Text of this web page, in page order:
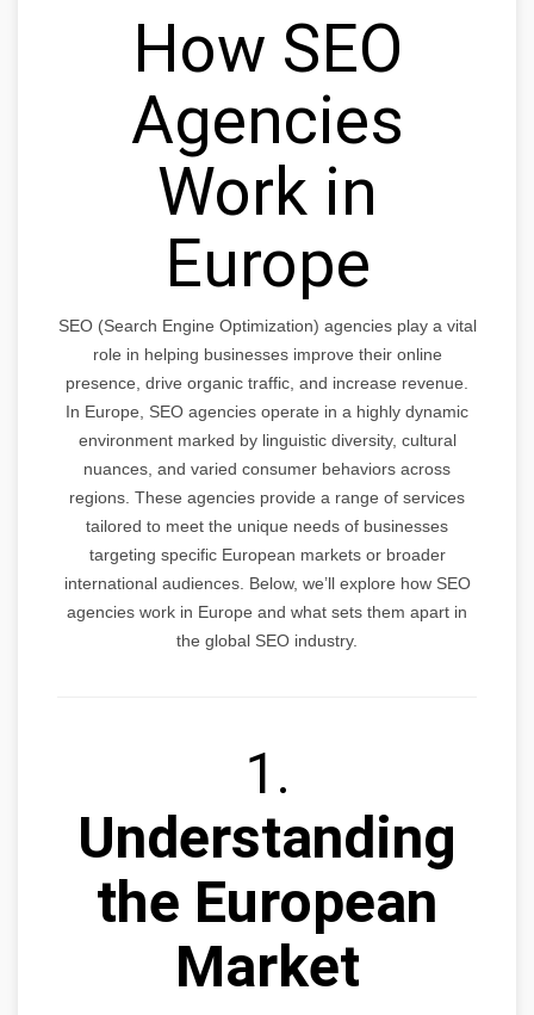
How SEO
Agencies
Work in
Europe
SEO (Search Engine Optimization) agencies play a vital
role in helping businesses improve their online
presence, drive organic traffic, and increase revenue.
In Europe, SEO agencies operate in a highly dynamic
environment marked by linguistic diversity, cultural
nuances, and varied consumer behaviors across
regions. These agencies provide a range of services
tailored to meet the unique needs of businesses
targeting specific European markets or broader
international audiences. Below, we’ll explore how SEO
agencies work in Europe and what sets them apart in
the global SEO industry.
1.
Understanding
the European
Market